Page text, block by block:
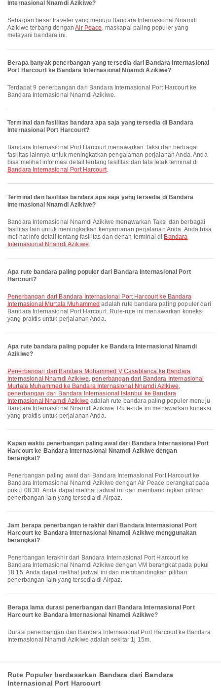
Internasional Nnamdi Azikiwe?
Sebagian besar traveler yang menuju Bandara Internasional Nnamdi
Azikiwe terbang denganAir Peace , maskapai paling populer yang
melayani bandara ini.
Berapa banyak penerbangan yang tersedia dari Bandara Internasional
Port Harcourt ke Bandara Internasional Nnamdi Azikiwe?
Terdapat 9 penerbangan dari Bandara Internasional Port Harcourt ke
Bandara Internasional Nnamdi Azikiwe.
Terminal dan fasilitas bandara apa saja yang tersedia di Bandara
Internasional Port Harcourt?
Bandara Internasional Port Harcourt menawarkan Taksi dan berbagai
fasilitas lainnya untuk meningkatkan pengalaman perjalanan Anda. Anda
bisa melihat informasi detail tentang fasilitas dan tata letak terminal di
Bandara Internasional Port Harcourt.
Terminal dan fasilitas bandara apa saja yang tersedia di Bandara
Internasional Nnamdi Azikiwe?
Bandara Internasional Nnamdi Azikiwe menawarkan Taksi dan berbagai
fasilitas lain untuk meningkatkan kenyamanan perjalanan Anda. Anda bisa
melihat info detail tentang fasilitas dan denah terminal di Bandara
Internasional Nnamdi Azikiwe.
Apa rute bandara paling populer dari Bandara Internasional Port
Harcourt?
penerbangan dari Bandara Internasional Port Harcourt ke Bandara
Internasional Murtala Muhammed adalah rute bandara paling populer dari
Bandara Internasional Port Harcourt. Rute-rute ini menawarkan koneksi
yang praktis untuk perjalanan Anda.
Apa rute bandara paling populer ke Bandara Internasional Nnamdi
Azikiwe?
penerbangan dari Bandara Mohammed V Casablanca ke Bandara
Internasional Nnamdi Azikiwe,penerbangan dari Bandara Internasional
Murtala Muhammed ke Bandara Internasional Nnamdi Azikiwe,
penerbangan dari Bandara Internasional Istanbul ke Bandara
Internasional Nnamdi Azikiwe adalah rute bandara paling populer menuju
Bandara Internasional Nnamdi Azikiwe. Rute-rute ini menawarkan koneksi
yang praktis untuk perjalanan Anda.
Kapan waktu penerbangan paling awal dari Bandara Internasional Port
Harcourt ke Bandara Internasional Nnamdi Azikiwe dengan
berangkat?
Penerbangan paling awal dari Bandara Internasional Port Harcourt ke
Bandara Internasional Nnamdi Azikiwe dengan Air Peace berangkat pada
pukul 08.30. Anda dapat melihat jadwal ini dan membandingkan pilihan
penerbangan lain yang tersedia di Airpaz.
Jam berapa penerbangan terakhir dari Bandara Internasional Port
Harcourt ke Bandara Internasional Nnamdi Azikiwe menggunakan
berangkat?
Penerbangan terakhir dari Bandara Internasional Port Harcourt ke
Bandara Internasional Nnamdi Azikiwe dengan VM berangkat pada pukul
18.15. Anda dapat melihat jadwal ini dan membandingkan pilihan
penerbangan lain yang tersedia di Airpaz.
Berapa lama durasi penerbangan dari Bandara Internasional Port
Harcourt ke Bandara Internasional Nnamdi Azikiwe?
Durasi penerbangan dari Bandara Internasional Port Harcourt ke Bandara
Internasional Nnamdi Azikiwe adalah sekitar 1j 15m.
Rute Populer berdasarkan Bandara dari Bandara
Internasional Port Harcourt